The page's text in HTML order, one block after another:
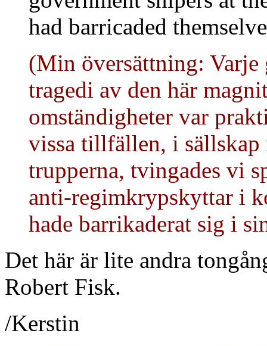
had barricaded
(Min översättning:
tragedi av den här
omständigheter var
vissa tillfällen, i sällskap
trupperna, tvingades vi
anti-regimkrypskyttar i
hade barrikaderat sig i
Det här är lite andra
Robert Fisk.
/Kerstin